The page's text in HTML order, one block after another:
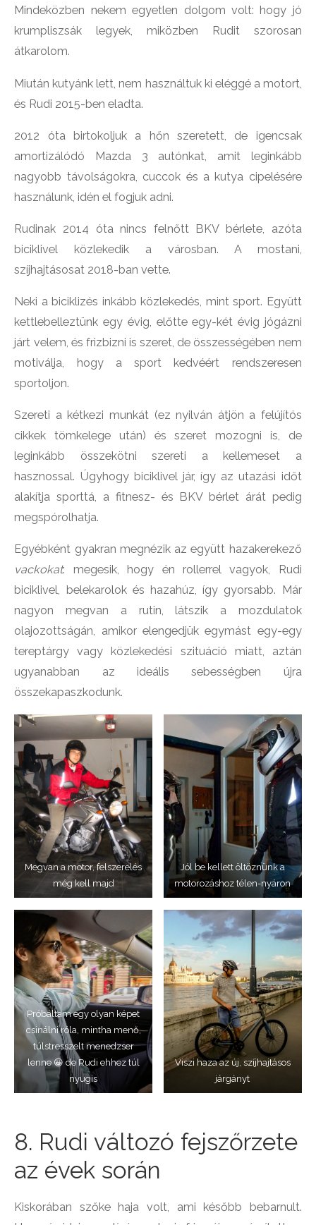
Mindeközben nekem egyetlen dolgom volt: hogy jó
krumpliszsák legyek, miközben Rudit szorosan
átkarolom.
Miután kutyánk lett, nem használtuk ki eléggé a motort,
és Rudi 2015-ben eladta.
2012 óta birtokoljuk a hőn szeretett, de igencsak
amortizálódó Mazda 3 autónkat, amit leginkább
nagyobb távolságokra, cuccok és a kutya cipelésére
használunk, idén el fogjuk adni.
Rudinak 2014 óta nincs felnőtt BKV bérlete, azóta
biciklivel közlekedik a városban. A mostani,
szíjhajtásosat 2018-ban vette.
Neki a biciklizés inkább közlekedés, mint sport. Együtt
kettlebelleztünk egy évig, előtte egy-két évig jógázni
járt velem, és frizbizni is szeret, de összességében nem
motiválja, hogy a sport kedvéért rendszeresen
sportoljon.
Szereti a kétkezi munkát (ez nyilván átjön a felújítós
cikkek tömkelege után) és szeret mozogni is, de
leginkább összekötni szereti a kellemeset a
hasznossal. Úgyhogy biciklivel jár, így az utazási időt
alakítja sporttá, a fitnesz- és BKV bérlet árát pedig
megspórolhatja.
Egyébként gyakran megnézik az együtt hazakerekező
vackokat: megesik, hogy én rollerrel vagyok, Rudi
biciklivel, belekarolok és hazahúz, így gyorsabb. Már
nagyon megvan a rutin, látszik a mozdulatok
olajozottságán, amikor elengedjük egymást egy-egy
tereptárgy vagy közlekedési szituáció miatt, aztán
ugyanabban az ideális sebességben újra
összekapaszkodunk.
Megvan a motor, felszerelés
még kell majd
Jól be kellett öltöznünk a
motorozáshoz télen-nyáron
Próbáltam egy olyan képet
csinálni róla, mintha menő,
túlstresszelt menedzser
lenne 😀 de Rudi ehhez túl
nyugis
Viszi haza az új, szíjhajtásos
járgányt
8. Rudi változó fejszőrzete
az évek során
Kiskorában szőke haja volt, ami később bebarnult.